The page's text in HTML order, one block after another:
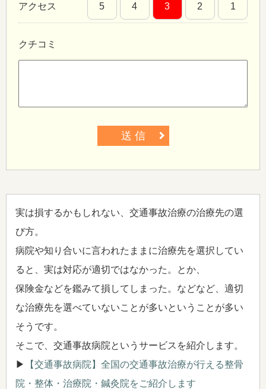
アクセス 5 4 3 2 1
クチコミ
送 信
実は損するかもしれない、交通事故治療の治療先の選
び方。
病院や知り合いに言われたままに治療先を選択してい
ると、実は対応が適切ではなかった。とか、
保険金などを鑑みて損してしまった。などなど、適切
な治療先を選べていないことが多いということが多い
そうです。
そこで、交通事故病院というサービスを紹介します。
▶
【交通事故病院】全国の交通事故治療が行える整骨
院・整体・治療院・鍼灸院をご紹介します